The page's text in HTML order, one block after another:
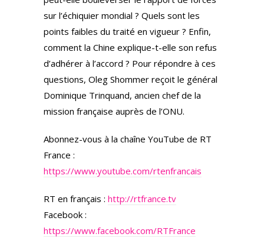
sur l’échiquier mondial ? Quels sont les
points faibles du traité en vigueur ? Enfin,
comment la Chine explique-t-elle son refus
d’adhérer à l’accord ? Pour répondre à ces
questions, Oleg Shommer reçoit le général
Dominique Trinquand, ancien chef de la
mission française auprès de l’ONU.
Abonnez-vous à la chaîne YouTube de RT
France :
https://www.youtube.com/rtenfrancais
RT en français : http://rtfrance.tv
Facebook :
https://www.facebook.com/RTFrance